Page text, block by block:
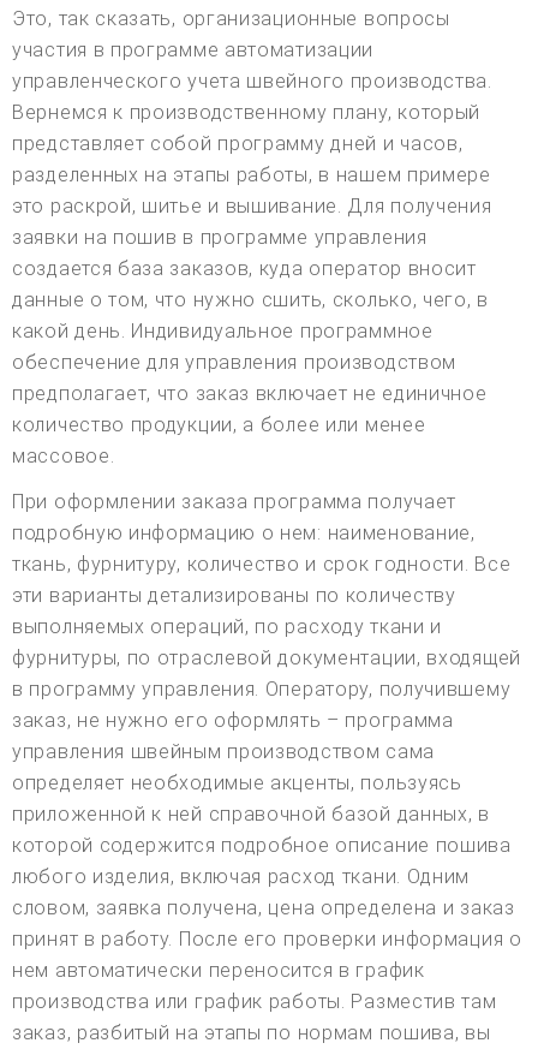
Это, так сказать, организационные вопросы
участия в программе автоматизации
управленческого учета швейного производства.
Вернемся к производственному плану, который
представляет собой программу дней и часов,
разделенных на этапы работы, в нашем примере
это раскрой, шитье и вышивание. Для получения
заявки на пошив в программе управления
создается база заказов, куда оператор вносит
данные о том, что нужно сшить, сколько, чего, в
какой день. Индивидуальное программное
обеспечение для управления производством
предполагает, что заказ включает не единичное
количество продукции, а более или менее
массовое.
При оформлении заказа программа получает
подробную информацию о нем: наименование,
ткань, фурнитуру, количество и срок годности. Все
эти варианты детализированы по количеству
выполняемых операций, по расходу ткани и
фурнитуры, по отраслевой документации, входящей
в программу управления. Оператору, получившему
заказ, не нужно его оформлять – программа
управления швейным производством сама
определяет необходимые акценты, пользуясь
приложенной к ней справочной базой данных, в
которой содержится подробное описание пошива
любого изделия, включая расход ткани. Одним
словом, заявка получена, цена определена и заказ
принят в работу. После его проверки информация о
нем автоматически переносится в график
производства или график работы. Разместив там
заказ, разбитый на этапы по нормам пошива, вы